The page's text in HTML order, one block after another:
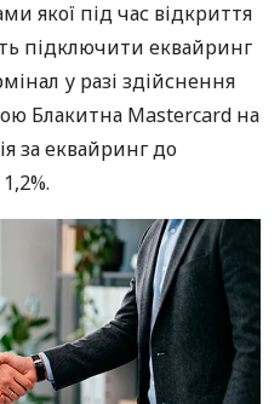
якої під час відкриття
підключити еквайринг
у разі здійснення
Блакитна Mastercard на
за еквайринг до